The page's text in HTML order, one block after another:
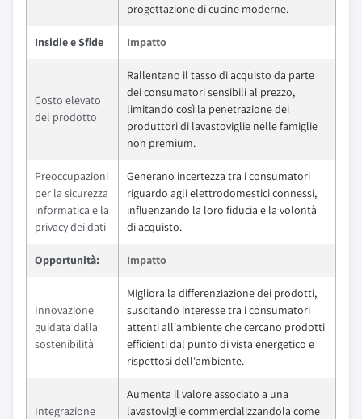
progettazione di cucine moderne.
Insidie e Sfide Impatto
Costo elevato
del prodotto
Rallentano il tasso di acquisto da parte
dei consumatori sensibili al prezzo,
limitando così la penetrazione dei
produttori di lavastoviglie nelle famiglie
non premium.
Preoccupazioni
per la sicurezza
informatica e la
privacy dei dati
Generano incertezza tra i consumatori
riguardo agli elettrodomestici connessi,
influenzando la loro fiducia e la volontà
di acquisto.
Opportunità: Impatto
Innovazione
guidata dalla
sostenibilità
Migliora la differenziazione dei prodotti,
suscitando interesse tra i consumatori
attenti all'ambiente che cercano prodotti
efficienti dal punto di vista energetico e
rispettosi dell'ambiente.
Integrazione
Aumenta il valore associato a una
lavastoviglie commercializzandola come